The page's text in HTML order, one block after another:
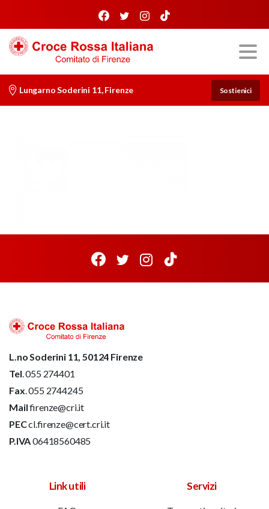
Lungarno Soderini 11, Firenze Sostienici
L.no Soderini 11, 50124 Firenze
Tel. 055 274401
Fax. 055 2744245
Mailfirenze@cri.it
PECcl.firenze@cert.cri.it
P.IVA06418560485
Link utili Servizi